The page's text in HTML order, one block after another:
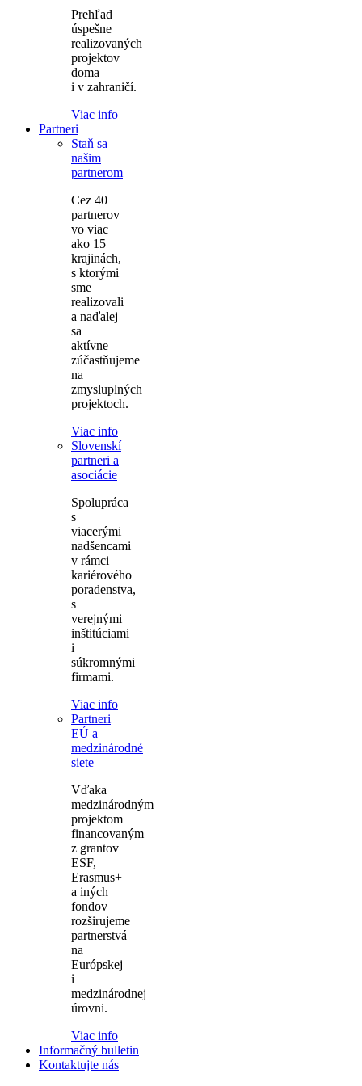
Prehľad
úspešne
realizovaných
projektov
doma
i v zahraničí.
Viac info
Partneri
Staň sa
našim
partnerom
Cez 40
partnerov
vo viac
ako 15
krajinách,
s ktorými
sme
realizovali
a naďalej
sa
aktívne
zúčastňujeme
na
zmysluplných
projektoch.
Viac info
Slovenskí
partneri a
asociácie
Spolupráca
s
viacerými
nadšencami
v rámci
kariérového
poradenstva,
s
verejnými
inštitúciami
i
súkromnými
firmami.
Viac info
Partneri
EÚ a
medzinárodné
siete
Vďaka
medzinárodným
projektom
financovaným
z grantov
ESF,
Erasmus+
a iných
fondov
rozširujeme
partnerstvá
na
Európskej
i
medzinárodnej
úrovni.
Viac info
Informačný bulletin
Kontaktujte nás